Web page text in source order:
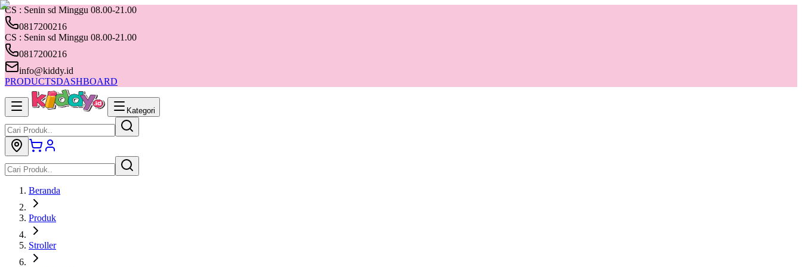
CS : Senin sd Minggu 08.00-21.00
0817200216
CS : Senin sd Minggu 08.00-21.00
0817200216
info@kiddy.id
PRODUCTSDASHBOARD
Kategori
Beranda
Produk
Stroller